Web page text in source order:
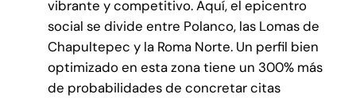
vibrante y competitivo. Aquí, el epicentro
social se divide entre Polanco, las Lomas de
Chapultepec y la Roma Norte. Un perfil bien
optimizado en esta zona tiene un 300% más
de probabilidades de concretar citas